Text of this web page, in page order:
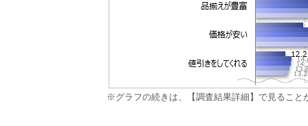
※グラフの続きは、【調査結果詳細】で見ること